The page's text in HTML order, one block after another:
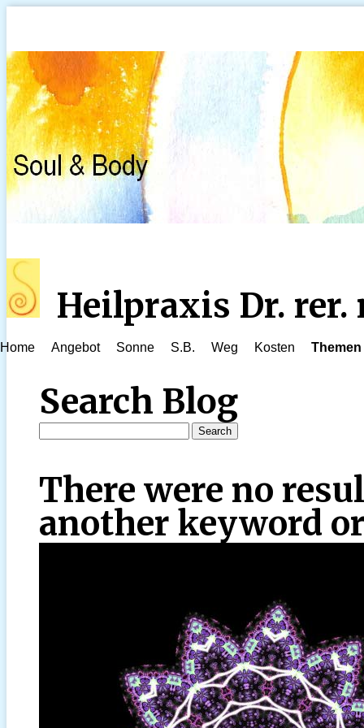
Heilpraxis Dr. rer.
Home Angebot Sonne S.B. Weg Kosten Themen
Search Blog
There were no
another keyword